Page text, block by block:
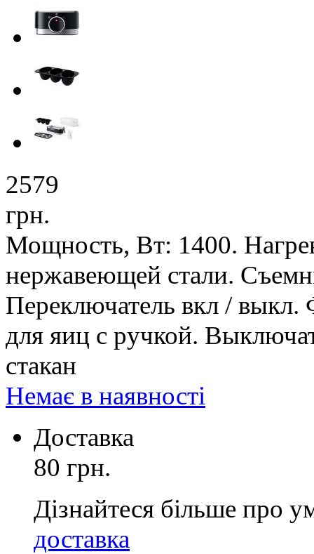
2579
грн.
Мощность, Вт: 1400.
нержавеющей стали.
Переключатель вкл /
для яиц с ручкой.
стакан
Немає в наявності
Доставка
80 грн.
Дізнайтеся більше про
доставка